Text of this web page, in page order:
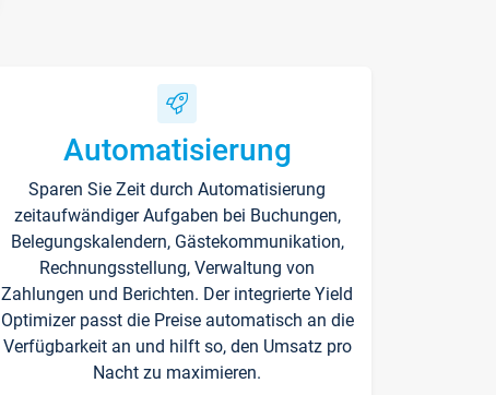
Automatisierung
Sparen Sie Zeit durch Automatisierung
zeitaufwändiger Aufgaben bei Buchungen,
Belegungskalendern, Gästekommunikation,
Rechnungsstellung, Verwaltung von
Zahlungen und Berichten. Der integrierte Yield
Optimizer passt die Preise automatisch an die
Verfügbarkeit an und hilft so, den Umsatz pro
Nacht zu maximieren.